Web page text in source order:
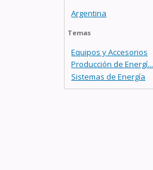
Argentina
Temas
Equipos y Accesorios
Producción de Energí...
Sistemas de Energía